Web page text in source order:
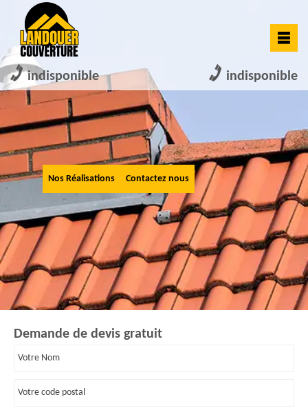
indisponible indisponible
Nos Réalisations Contactez nous
Demande de devis gratuit